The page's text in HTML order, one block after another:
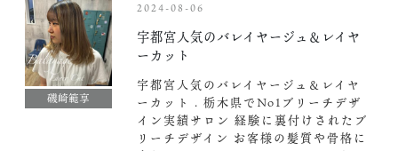
磯崎範享
2024-08-06
宇都宮人気のバレイヤージュ＆レイヤ
ーカット
宇都宮人気のバレイヤージュ＆レイヤ
ーカット . 栃木県でNo1ブリーチデザ
イン実績サロン 経験に裏付けされたブ
リーチデザイン お客様の髪質や骨格に